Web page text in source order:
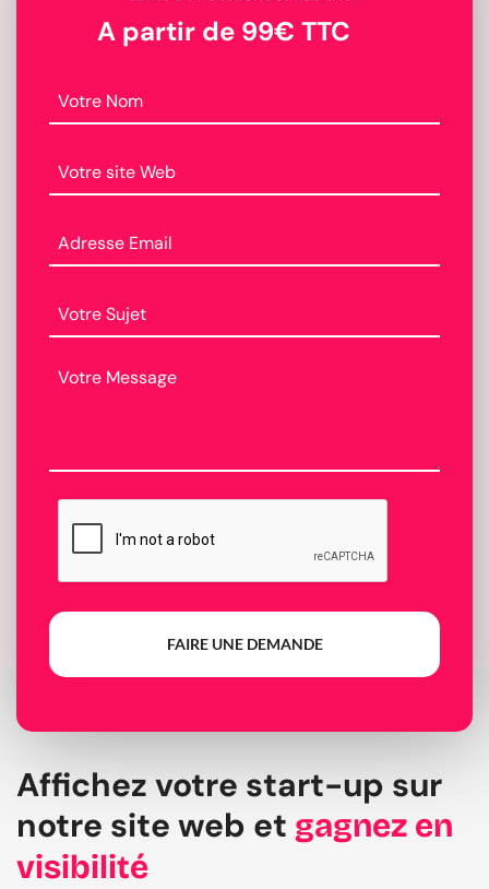
A partir de 99€ TTC
FAIRE UNE DEMANDE
Affichez votre start-up sur
notre site web et gagnez en
visibilité